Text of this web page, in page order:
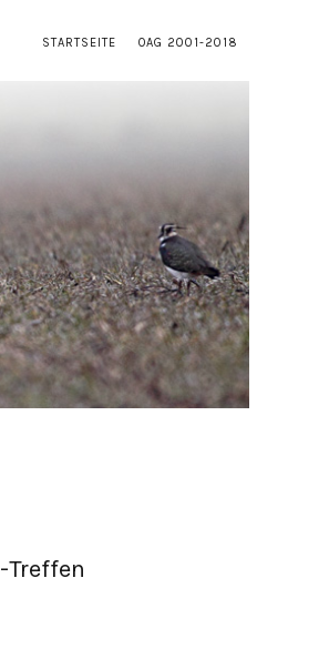
STARTSEITE OAG 2001-2018
Treffen